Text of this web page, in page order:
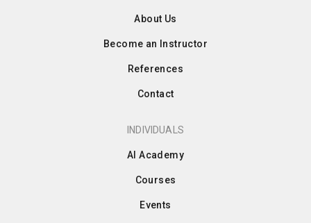
About Us
Become an Instructor
References
Contact
INDIVIDUALS
AI Academy
Courses
Events